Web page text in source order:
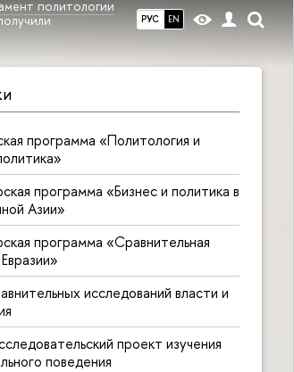
РУС EN
политологии
программа «Политология и
программа «Бизнес и политика в
Азии»
программа «Сравнительная
исследований власти и
проект изучения
поведения